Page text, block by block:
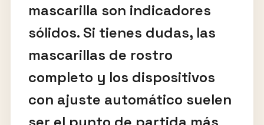
mascarilla son indicadores
sólidos. Si tienes dudas, las
mascarillas de rostro
completo y los dispositivos
con ajuste automático suelen